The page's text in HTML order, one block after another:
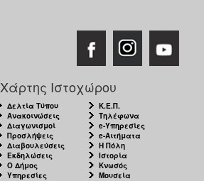
Χάρτης Ιστοχώρου
Δελτία Τύπου
Ανακοινώσεις
Διαγωνισμοί
Προσλήψεις
Διαβουλεύσεις
Εκδηλώσεις
Ο Δήμος
Υπηρεσίες
Κ.Ε.Π.
Τηλέφωνα
e-Υπηρεσίες
e-Αιτήματα
Η Πόλη
Ιστορία
Κνωσός
Μουσεία